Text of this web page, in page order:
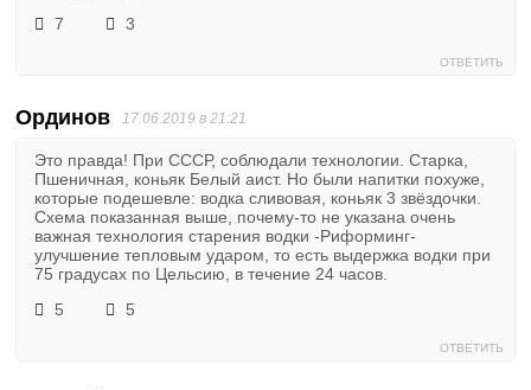
7
3
ОТВЕТИТЬ
Ординов 17.06.2019 в 21:21
Это правда! При СССР, соблюдали технологии. Старка,
Пшеничная, коньяк Белый аист. Но были напитки похуже,
которые подешевле: водка сливовая, коньяк 3 звёздочки.
Схема показанная выше, почему-то не указана очень
важная технология старения водки -Риформинг-
улучшение тепловым ударом, то есть выдержка водки при
75 градусах по Цельсию, в течение 24 часов.
5
5
ОТВЕТИТЬ